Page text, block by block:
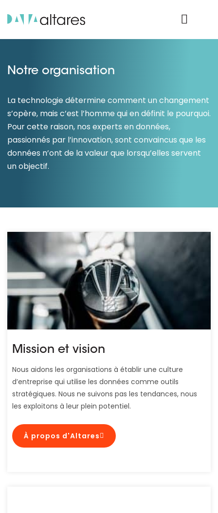
Notre organisation
La technologie détermine comment un changement
s’opère, mais c’est l’homme qui en définit le pourquoi.
Pour cette raison, nos experts en données,
passionnés par l’innovation, sont convaincus que les
données n’ont de la valeur que lorsqu’elles servent
un objectif.
Mission et vision
Nous aidons les organisations à établir une culture
d’entreprise qui utilise les données comme outils
stratégiques. Nous ne suivons pas les tendances, nous
les exploitons à leur plein potentiel.
À propos d'Altares